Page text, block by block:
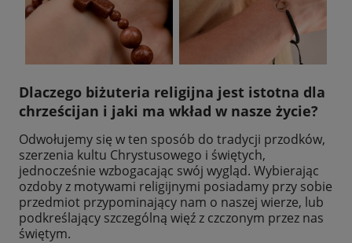
Dlaczego biżuteria religijna jest istotna dla
chrześcijan i jaki ma wkład w nasze życie?
Odwołujemy się w ten sposób do tradycji przodków,
szerzenia kultu Chrystusowego i świętych,
jednocześnie wzbogacając swój wygląd. Wybierając
ozdoby z motywami religijnymi posiadamy przy sobie
przedmiot przypominający nam o naszej wierze, lub
podkreślający szczególną więź z czczonym przez nas
świętym.